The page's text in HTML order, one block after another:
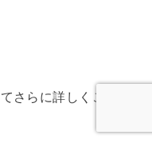
さらに詳しくご説明